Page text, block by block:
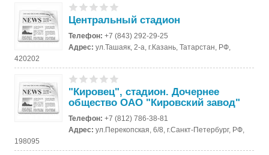
Центральный стадион
Телефон:+7 (843) 292-29-25
Адрес:ул.Ташаяк, 2-а, г.Казань, Татарстан, РФ,
420202
"Кировец", стадион. Дочернее
общество ОАО "Кировский завод"
Телефон:+7 (812) 786-38-81
Адрес:ул.Перекопская, 6/8, г.Санкт-Петербург, РФ,
198095